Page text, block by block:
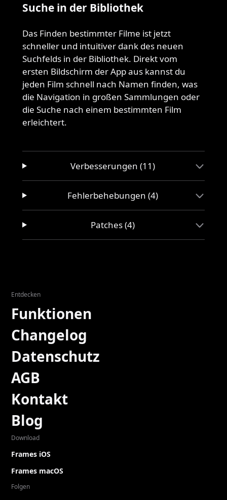
Suche in der Bibliothek
Das Finden bestimmter Filme ist jetzt
schneller und intuitiver dank des neuen
Suchfelds in der Bibliothek. Direkt vom
ersten Bildschirm der App aus kannst du
jeden Film schnell nach Namen finden, was
die Navigation in großen Sammlungen oder
die Suche nach einem bestimmten Film
erleichtert.
Verbesserungen (11)
Fehlerbehebungen (4)
Patches (4)
Entdecken
Funktionen
Changelog
Datenschutz
AGB
Kontakt
Blog
Download
Frames iOS
Frames macOS
Folgen